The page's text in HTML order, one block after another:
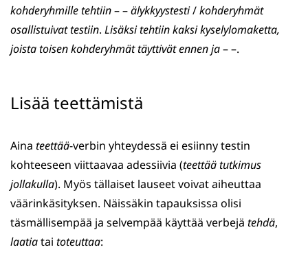
kohderyhmille tehtiin– –älykkyystesti/kohderyhmät
osallistuivat testiin. Lisäksi tehtiin kaksi kyselylomaketta,
joista toisen kohderyhmät täyttivät ennen ja– –.
Lisää teettämistä
Aina teettää-verbin yhteydessä ei esiinny testin
kohteeseen viittaavaa adessiivia (teettää tutkimus
jollakulla). Myös tällaiset lauseet voivat aiheuttaa
väärinkäsityksen. Näissäkin tapauksissa olisi
täsmällisempää ja selvempää käyttää verbejä tehdä,
laatiatai toteuttaa: